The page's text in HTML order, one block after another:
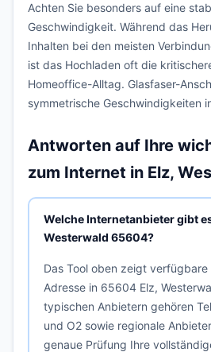
Achten Sie besonders auf eine
Geschwindigkeit. Während das
Inhalten bei den meisten
ist das Hochladen oft die
Homeoffice-Alltag. Glasfaser-
symmetrische Geschwindigkeiten
Antworten auf Ihre
zum Internet in Elz,
Welche Internetanbieter gibt
Westerwald 65604?
Das Tool oben zeigt
Adresse in 65604 Elz,
typischen Anbietern gehören
und O2 sowie regionale
genaue Prüfung Ihre